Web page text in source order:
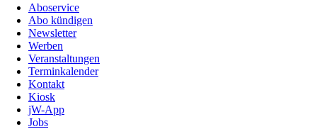
Aboservice
Abo kündigen
Newsletter
Werben
Veranstaltungen
Terminkalender
Kontakt
Kiosk
jW-App
Jobs